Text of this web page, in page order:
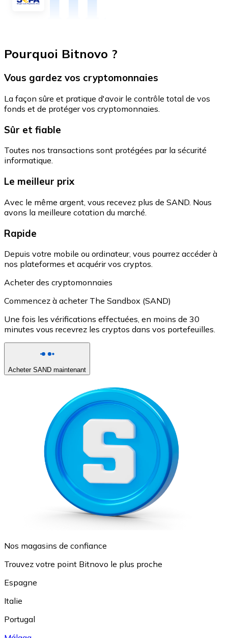
Pourquoi Bitnovo ?
Vous gardez vos cryptomonnaies
La façon sûre et pratique d'avoir le contrôle total de vos
fonds et de protéger vos cryptomonnaies.
Sûr et fiable
Toutes nos transactions sont protégées par la sécurité
informatique.
Le meilleur prix
Avec le même argent, vous recevez plus de SAND. Nous
avons la meilleure cotation du marché.
Rapide
Depuis votre mobile ou ordinateur, vous pourrez accéder à
nos plateformes et acquérir vos cryptos.
Acheter des cryptomonnaies
Commencez à acheter The Sandbox (SAND)
Une fois les vérifications effectuées, en moins de 30
minutes vous recevrez les cryptos dans vos portefeuilles.
Acheter SAND maintenant
Nos magasins de confiance
Trouvez votre point Bitnovo le plus proche
Espagne
Italie
Portugal